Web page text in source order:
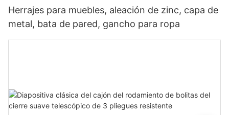
Herrajes para muebles, aleación de zinc, capa de
metal, bata de pared, gancho para ropa